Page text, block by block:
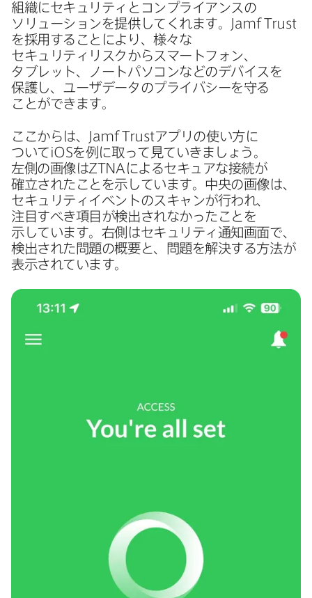
組織に​セキュリティと​コンプライアンスの​
ソリューションを​提供してくれます。
Jamf Trust
を​採用する​ことに​より、​様々な​
セキュリティリスクから​スマートフォン、​
タブレット、​ノートパソコンなどの​デバイスを​
保護し、​ユーザデータの​プライバシーを​守る​
ことができます。
ここからは、 Jamf Trustアプリの​使い方に​
ついて iOSを​例に​取って​見ていきましょう。​
左側の​画像はZTNA に​よる​セキュアな​接続が​
確立された​ことを​示しています。​中央の​画像は、​
セキュリティイベントの​スキャンが​行われ、​
注目すべき項目が​検出されなかった​ことを​
示しています。​右側は​セキュリティ通知画面で、​
検出された​問題の​概要と、​問題を​解決する​方​法が​
表示されています。